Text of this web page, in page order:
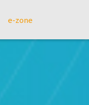
e-zone